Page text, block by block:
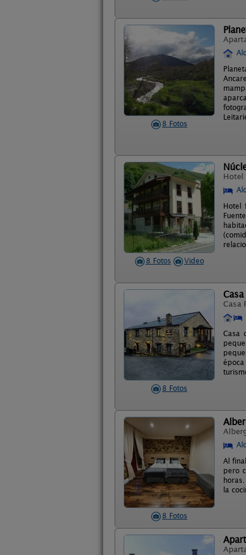
8 Fotos
8 Fotos Video
Hotel
Hotel
8 Fotos
Casa
Casa
8 Fotos
Al
pero
la